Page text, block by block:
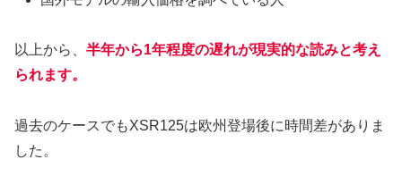
以上から、 半年から1年程度の遅れが現実的な読みと考え
られます。
過去のケースでもXSR125は欧州登場後に時間差がありま
した。